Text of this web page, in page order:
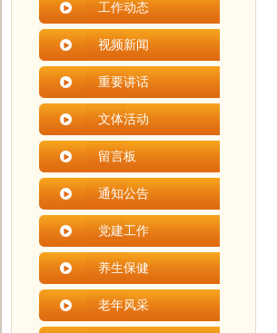
工作动态
视频新闻
重要讲话
文体活动
留言板
通知公告
党建工作
养生保健
老年风采